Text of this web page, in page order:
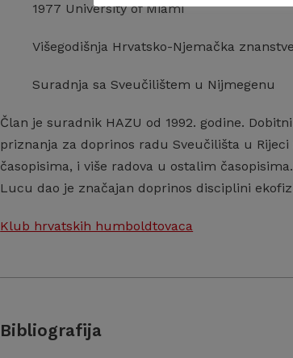
1977 University of Miami
Višegodišnja Hrvatsko-Njemačka
Suradnja sa Sveučilištem u Nijmegenu
Član je suradnik HAZU od 1992. godine.
priznanja za doprinos radu Sveučilišta u Rijeci
časopisima, i više radova u ostalim
Lucu dao je značajan doprinos disciplini
Klub hrvatskih humboldtovaca
Bibliografija